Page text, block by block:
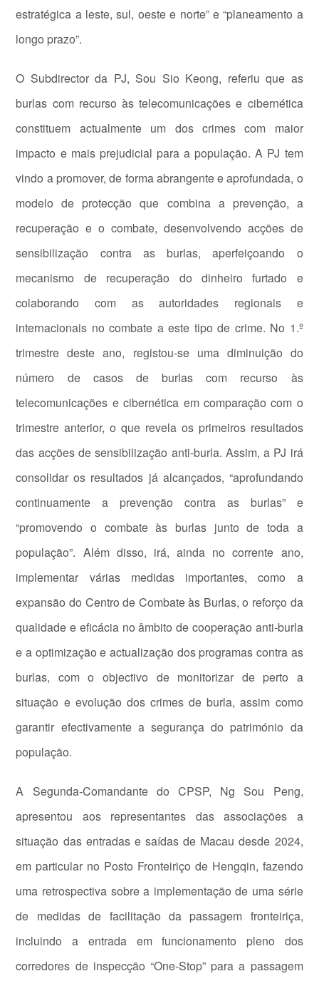
estratégica a leste, sul, oeste e norte” e “planeamento a
longo prazo”.
O Subdirector da PJ, Sou Sio Keong, referiu que as
burlas com recurso às telecomunicações e cibernética
constituem actualmente um dos crimes com maior
impacto e mais prejudicial para a população. A PJ tem
vindo a promover, de forma abrangente e aprofundada, o
modelo de protecção que combina a prevenção, a
recuperação e o combate, desenvolvendo acções de
sensibilização contra as burlas, aperfeiçoando o
mecanismo de recuperação do dinheiro furtado e
colaborando com as autoridades regionais e
internacionais no combate a este tipo de crime. No 1.º
trimestre deste ano, registou-se uma diminuição do
número de casos de burlas com recurso às
telecomunicações e cibernética em comparação com o
trimestre anterior, o que revela os primeiros resultados
das acções de sensibilização anti-burla. Assim, a PJ irá
consolidar os resultados já alcançados, “aprofundando
continuamente a prevenção contra as burlas” e
“promovendo o combate às burlas junto de toda a
população”. Além disso, irá, ainda no corrente ano,
implementar várias medidas importantes, como a
expansão do Centro de Combate às Burlas, o reforço da
qualidade e eficácia no âmbito de cooperação anti-burla
e a optimização e actualização dos programas contra as
burlas, com o objectivo de monitorizar de perto a
situação e evolução dos crimes de burla, assim como
garantir efectivamente a segurança do património da
população.
A Segunda-Comandante do CPSP, Ng Sou Peng,
apresentou aos representantes das associações a
situação das entradas e saídas de Macau desde 2024,
em particular no Posto Fronteiriço de Hengqin, fazendo
uma retrospectiva sobre a implementação de uma série
de medidas de facilitação da passagem fronteiriça,
incluindo a entrada em funcionamento pleno dos
corredores de inspecção “One-Stop” para a passagem